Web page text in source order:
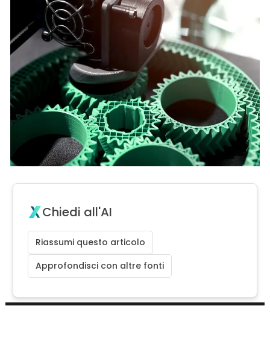
Chiedi all'AI
Riassumi questo articolo
Approfondisci con altre fonti